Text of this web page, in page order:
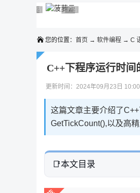
广告 商业广告，理性选择
广告 商业广告，理性选择
广告 商业广告，理性选择广告 商业广告，理性选择
广告 商业广告，理性选择
您的位置： 首页 → 软件编程 → C
C++下程序运行时
更新时间：2024年09月23日
这篇文章主要介绍了
GetTickCount(),以及高
本文目录